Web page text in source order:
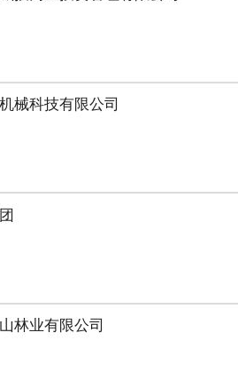
械科技有限公司
林业有限公司